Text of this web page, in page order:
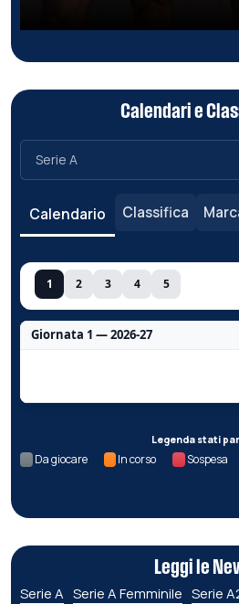
Calendari e
Calendario Classifica
1 2 3 4 5
Giornata 1 — 2026-27
Legenda stati
Da giocare In corso Sospesa
Leggi le
Serie A Serie A Femminile Serie